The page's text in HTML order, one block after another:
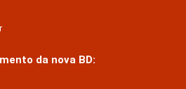
da nova BD: